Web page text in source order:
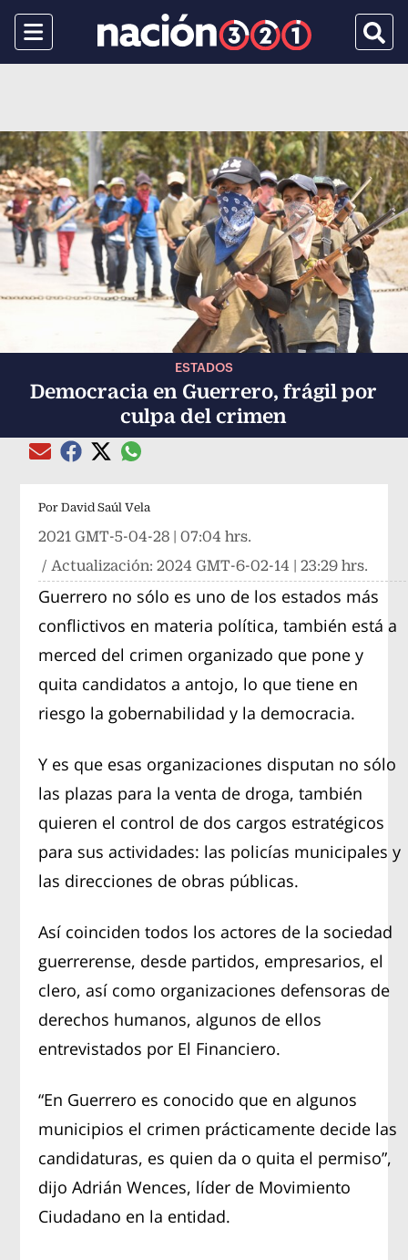
Menu
ESTADOS
Democracia en Guerrero, frágil por
culpa del crimen
Compartir el artículo actual mediante Email
Compartir el artículo actual mediante Facebook
Compartir el artículo actual mediante Twitter
Compartir el artículo actual mediante
Por David Saúl Vela
2021 GMT-5-04-28 | 07:04 hrs.
/ Actualización:2024 GMT-6-02-14 | 23:29 hrs.
Guerrero no sólo es uno de los estados más
conflictivos en materia política, también está a
merced del crimen organizado que pone y
quita candidatos a antojo, lo que tiene en
riesgo la gobernabilidad y la democracia.
Y es que esas organizaciones disputan no sólo
las plazas para la venta de droga, también
quieren el control de dos cargos estratégicos
para sus actividades: las policías municipales y
las direcciones de obras públicas.
Así coinciden todos los actores de la sociedad
guerrerense, desde partidos, empresarios, el
clero, así como organizaciones defensoras de
derechos humanos, algunos de ellos
entrevistados por El Financiero.
“En Guerrero es conocido que en algunos
municipios el crimen prácticamente decide las
candidaturas, es quien da o quita el permiso”,
dijo Adrián Wences, líder de Movimiento
Ciudadano en la entidad.